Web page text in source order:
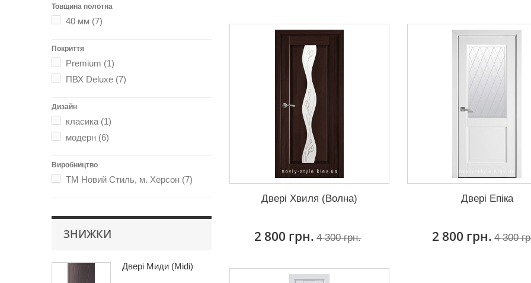
Товщина полотна
40 мм (7)
Покриття
Premium (1)
ПВХ Deluxe (7)
Дизайн
класика (1)
модерн (6)
Виробництво
ТМ Новий Стиль, м. Херсон (7)
ЗНИЖКИ
Двері Миди (Midi)
Двері Хвиля (Волна)
2 800 грн. 4 300 грн.
Двері Епіка
2 800 грн. 4 300